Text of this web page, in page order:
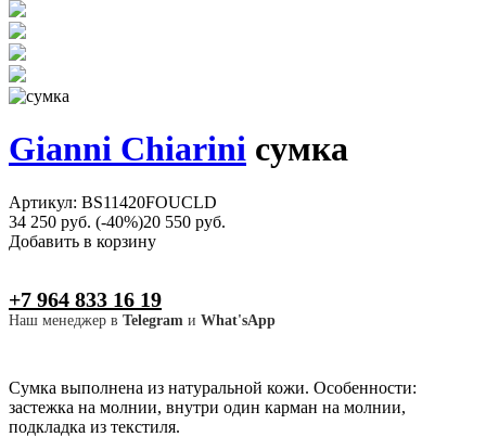
Gianni Chiarini сумка
Артикул: BS11420FOUCLD
34 250 руб. (-40%)20 550 руб.
Добавить в корзину
+7 964 833 16 19
Наш менеджер в Telegram и What'sApp
Сумка выполнена из натуральной кожи. Особенности:
застежка на молнии, внутри один карман на молнии,
подкладка из текстиля.